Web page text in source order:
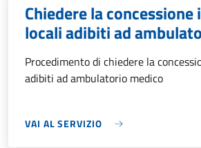
Chiedere la concessione
locali adibiti ad
Procedimento di chiedere la
adibiti ad ambulatorio medico
VAI AL SERVIZIO